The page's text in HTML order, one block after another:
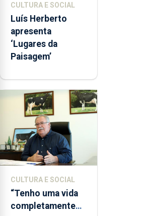
CULTURA E SOCIAL
Luís Herberto
apresenta
‘Lugares da
Paisagem’
CULTURA E SOCIAL
“Tenho uma vida
completamente